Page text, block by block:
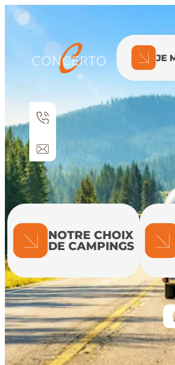
Aller
contenu
JE
NOTRE CHOIX
DE CAMPINGS